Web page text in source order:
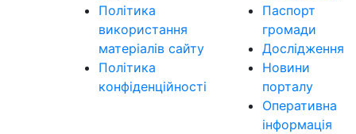
Політика
використання
матеріалів сайту
Політика
конфіденційності
Паспорт
громади
Дослідження
Новини
порталу
Оперативна
інформація